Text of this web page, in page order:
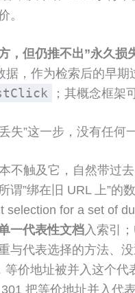
。
但仍推不出”永久损失
，作为检索后的早
；其概念框架
失”这一步，没有任
不触及它，自然带过去
谓”绑在旧 URL 上”
for a set of
一代表性文档 入索引
与代表选择的方法、
等价地址被并入这个
把等价地址并入代表